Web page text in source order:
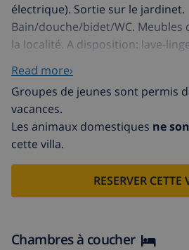
électrique). Sortie sur le jardinet.
Bain/douche/bidet/WC. Meubles
la localité. A disposition: lave-
Adapté(e) aux familles.
Fenals: Petite résidence. Dans le
1.5 km du centre de Lloret,
centrale mais tranquille, à 400 m
la plage, dans une rue. En
pelouse, piscine (13 x 7 m,
les enfants, douche extérieure.
Maison: ascenseur. Garage en
150 m, plage de sable 400 m.
Read more›
Groupes de jeunes sont permis
vacances.
Les animaux domestiques ne
cette villa.
RESERVER CETTE
Chambres à coucher